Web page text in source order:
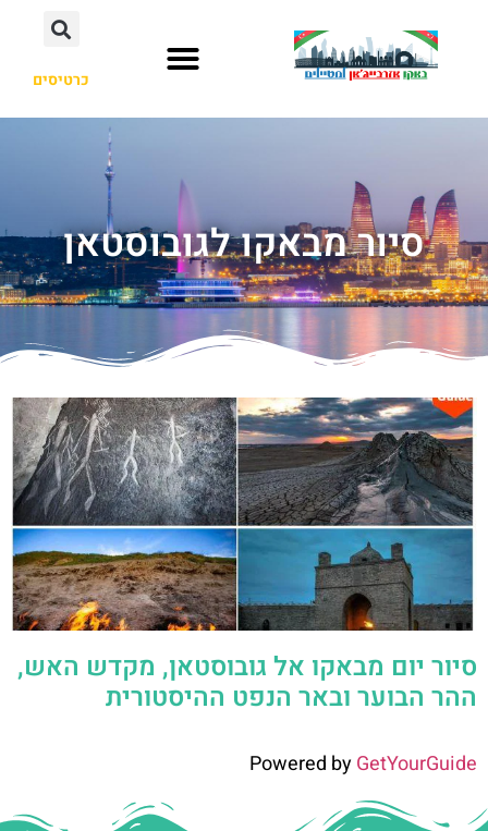
כרטיסים
סיור מבאקו לגובוסטאן
סיור יום מבאקו אל גובוסטאן, מקדש האש,
ההר הבוער ובאר הנפט ההיסטורית
Powered byGetYourGuide